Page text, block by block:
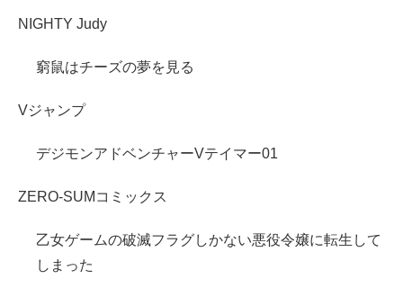
NIGHTY Judy
窮鼠はチーズの夢を見る
Vジャンプ
デジモンアドベンチャーVテイマー01
ZERO-SUMコミックス
乙女ゲームの破滅フラグしかない悪役令嬢に転生して
しまった